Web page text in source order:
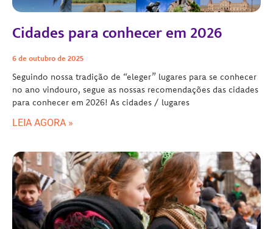
Cidades para conhecer em 2026
6 de outubro de 2025
Seguindo nossa tradição de “eleger” lugares para se conhecer
no ano vindouro, segue as nossas recomendações das cidades
para conhecer em 2026! As cidades / lugares
LEIA AGORA »